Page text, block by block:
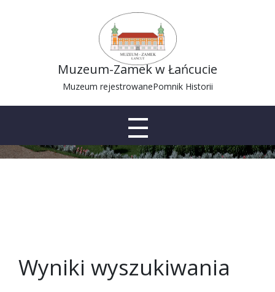
Muzeum-Zamek w Łańcucie
Muzeum rejestrowanePomnik Historii
Wyniki wyszukiwania
Muzeum-Zamek w Łańcucie
Muzeum rejestrowanePomnik Historii